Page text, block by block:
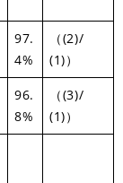
97.
4%
（(2)/
(1)）
96.
8%
（(3)/
(1)）